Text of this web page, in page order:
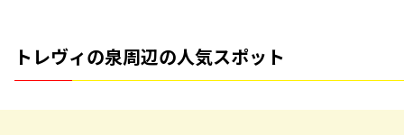
トレヴィの泉周辺の人気スポット